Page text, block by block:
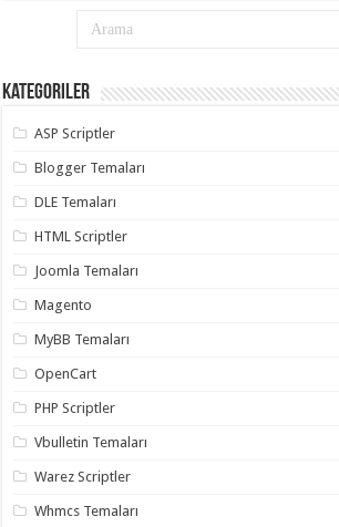
Kategoriler
ASP Scriptler
Blogger Temaları
DLE Temaları
HTML Scriptler
Joomla Temaları
Magento
MyBB Temaları
OpenCart
PHP Scriptler
Vbulletin Temaları
Warez Scriptler
Whmcs Temaları